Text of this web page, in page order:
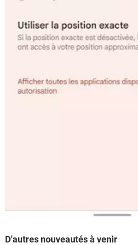
D'autres nouveautés à venir